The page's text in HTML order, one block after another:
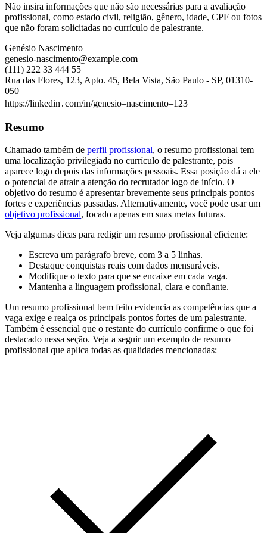
Não insira informações que não são necessárias para a avaliação
profissional, como estado civil, religião, gênero, idade, CPF ou fotos
que não foram solicitadas no currículo de palestrante.
Genésio Nascimento
genesio-nascimento@example.com
(111) 222 33 444 55
Rua das Flores, 123, Apto. 45, Bela Vista, São Paulo - SP, 01310-
050
https://linkedin․com/in/genesio–nascimento–123
Resumo
Chamado também de perfil profissional, o resumo profissional tem
uma localização privilegiada no currículo de palestrante, pois
aparece logo depois das informações pessoais. Essa posição dá a ele
o potencial de atrair a atenção do recrutador logo de início. O
objetivo do resumo é apresentar brevemente seus principais pontos
fortes e experiências passadas. Alternativamente, você pode usar um
objetivo profissional, focado apenas em suas metas futuras.
Veja algumas dicas para redigir um resumo profissional eficiente:
Escreva um parágrafo breve, com 3 a 5 linhas.
Destaque conquistas reais com dados mensuráveis.
Modifique o texto para que se encaixe em cada vaga.
Mantenha a linguagem profissional, clara e confiante.
Um resumo profissional bem feito evidencia as competências que a
vaga exige e realça os principais pontos fortes de um palestrante.
Também é essencial que o restante do currículo confirme o que foi
destacado nessa seção. Veja a seguir um exemplo de resumo
profissional que aplica todas as qualidades mencionadas: